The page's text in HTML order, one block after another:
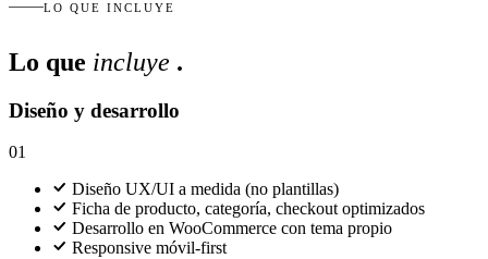
LO QUE INCLUYE
Lo que incluye .
Diseño y desarrollo
01
Diseño UX/UI a medida (no plantillas)
Ficha de producto, categoría, checkout optimizados
Desarrollo en WooCommerce con tema propio
Responsive móvil-first